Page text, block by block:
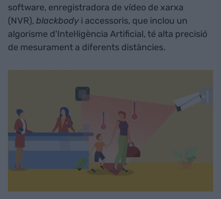
software, enregistradora de vídeo de xarxa
(NVR), blackbody i accessoris, que inclou un
algorisme d'Intel·ligència Artificial, té alta precisió
de mesurament a diferents distàncies.